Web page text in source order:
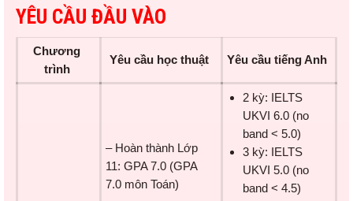
YÊU CẦU ĐẦU VÀO
Chương
trình
Yêu cầu học thuật Yêu cầu tiếng Anh
– Hoàn thành Lớp
11: GPA 7.0 (GPA
7.0 môn Toán)
2 kỳ: IELTS
UKVI 6.0 (no
band < 5.0)
3 kỳ: IELTS
UKVI 5.0 (no
band < 4.5)